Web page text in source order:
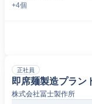
+4個
正社員
即席麺製造プラン
株式会社冨士製作所